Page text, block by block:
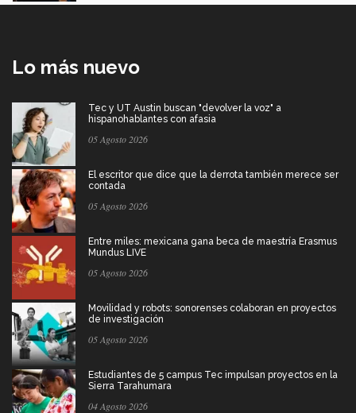
Lo más nuevo
Tec y UT Austin buscan "devolver la voz" a
hispanohablantes con afasia
05 Agosto 2026
El escritor que dice que la derrota también merece ser
contada
05 Agosto 2026
Entre miles: mexicana gana beca de maestría Erasmus
Mundus LIVE
05 Agosto 2026
Movilidad y robots: sonorenses colaboran en proyectos
de investigación
05 Agosto 2026
Estudiantes de 5 campus Tec impulsan proyectos en la
Sierra Tarahumara
04 Agosto 2026